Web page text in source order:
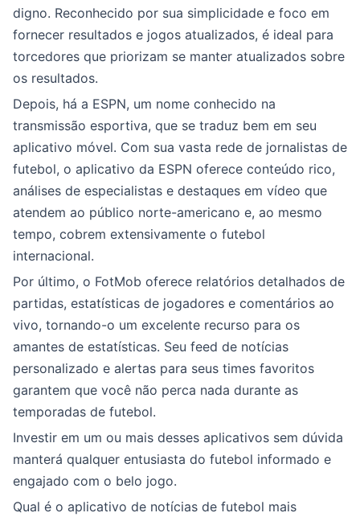
digno. Reconhecido por sua simplicidade e foco em
fornecer resultados e jogos atualizados, é ideal para
torcedores que priorizam se manter atualizados sobre
os resultados.
Depois, há a ESPN, um nome conhecido na
transmissão esportiva, que se traduz bem em seu
aplicativo móvel. Com sua vasta rede de jornalistas de
futebol, o aplicativo da ESPN oferece conteúdo rico,
análises de especialistas e destaques em vídeo que
atendem ao público norte-americano e, ao mesmo
tempo, cobrem extensivamente o futebol
internacional.
Por último, o FotMob oferece relatórios detalhados de
partidas, estatísticas de jogadores e comentários ao
vivo, tornando-o um excelente recurso para os
amantes de estatísticas. Seu feed de notícias
personalizado e alertas para seus times favoritos
garantem que você não perca nada durante as
temporadas de futebol.
Investir em um ou mais desses aplicativos sem dúvida
manterá qualquer entusiasta do futebol informado e
engajado com o belo jogo.
Qual é o aplicativo de notícias de futebol mais